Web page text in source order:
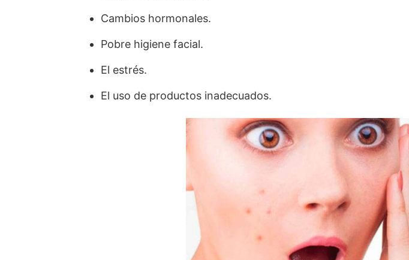
Cambios hormonales.
Pobre higiene facial.
El estrés.
El uso de productos inadecuados.